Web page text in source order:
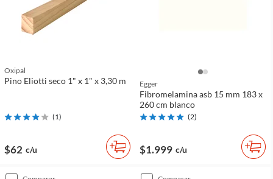
Oxipal
Pino Eliotti seco 1" x 1" x 3,30 m
(1)
$62 c/u
Egger
Fibromelamina asb 15 mm 183 x
260 cm blanco
(2)
$1.999 c/u